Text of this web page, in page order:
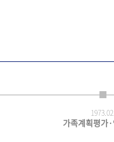
1973.02.
가족계획평가